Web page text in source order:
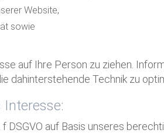
Website,
sowie
auf Ihre Person zu ziehen.
dahinterstehende Technik zu
DSGVO auf Basis unseres